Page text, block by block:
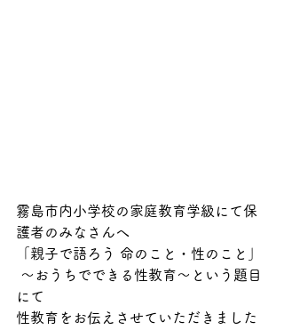
霧島市内小学校の家庭教育学級にて保
護者のみなさんへ
「親子で語ろう 命のこと・性のこと」
にて
性教育をお伝えさせていただきました